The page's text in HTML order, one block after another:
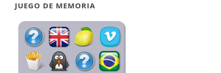
JUEGO DE MEMORIA